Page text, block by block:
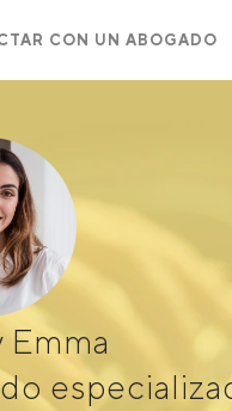
CON UN ABOGADO
Emma